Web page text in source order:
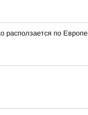
расползается по Европе